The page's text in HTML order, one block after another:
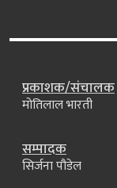
प्रकाशक/संचालक
मोतिलाल भारती
सम्पादक
सिर्जना पौडेल